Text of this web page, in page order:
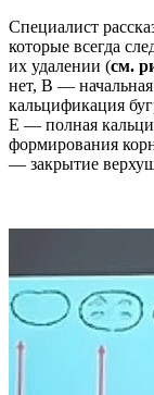
Специалист
которые всегда
их удалении (см.
нет, В —
кальцификация
Е — полная
формирования
— закрытие